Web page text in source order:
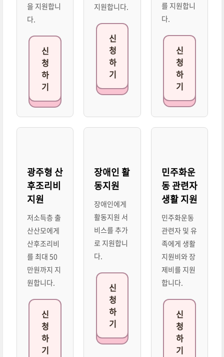
을 지원합니
다.
신
청
하
기
지원합니다.
신
청
하
기
를 지원합니
다.
신
청
하
기
광주형 산
후조리비
지원
저소득층 출
산산모에게
산후조리비
를 최대 50
만원까지 지
원합니다.
신
청
하
기
장애인 활
동지원
장애인에게
활동지원 서
비스를 추가
로 지원합니
다.
신
청
하
기
민주화운
동 관련자
생활 지원
민주화운동
관련자 및 유
족에게 생활
지원비와 장
제비를 지원
합니다.
신
청
하
기